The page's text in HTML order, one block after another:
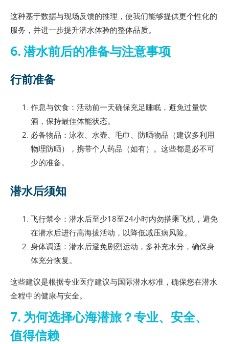
这种基于数据与现场反馈的推理，使我们能够提供更个性化的
服务，并进一步提升潜水体验的整体品质。
6. 潜水前后的准备与注意事项
行前准备
作息与饮食：活动前一天确保充足睡眠，避免过量饮
酒，保持最佳体能状态。
必备物品：泳衣、水壶、毛巾、防晒物品（建议多利用
物理防晒），携带个人药品（如有）。这些都是必不可
少的准备。
潜水后须知
飞行禁令：潜水后至少18至24小时内勿搭乘飞机，避免
在潜水后进行高海拔活动，以降低减压病风险。
身体调适：潜水后避免剧烈运动，多补充水分，确保身
体充分恢复。
这些建议是根据专业医疗建议与国际潜水标准，确保您在潜水
全程中的健康与安全。
7. 为何选择心海潜旅？专业、安全、
值得信赖